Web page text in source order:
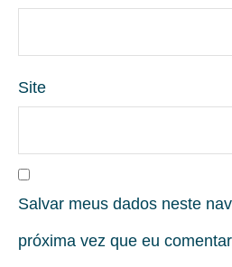
Site
Salvar meus dados neste
próxima vez que eu